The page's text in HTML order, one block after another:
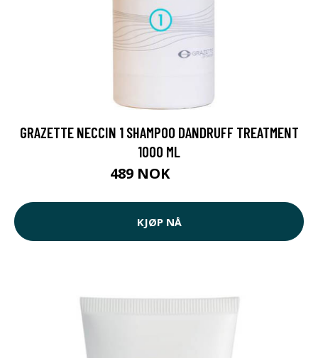
GRAZETTE NECCIN 1 SHAMPOO DANDRUFF TREATMENT
1000 ML
489 NOK
KJØP NÅ